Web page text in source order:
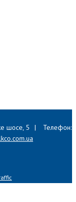
шосе, 5 |
Телефон: